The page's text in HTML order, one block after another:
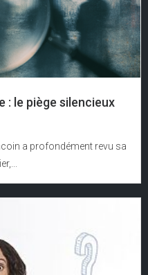
: le piège silencieux
a profondément revu sa